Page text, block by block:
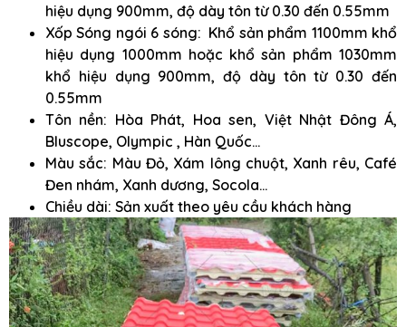
hiệu dụng 900mm, độ dày tôn từ 0.30 đến 0.55mm
Xốp Sóng ngói 6 sóng: Khổ sản phẩm 1100mm khổ
hiệu dụng 1000mm hoặc khổ sản phẩm 1030mm
khổ hiệu dụng 900mm, độ dày tôn từ 0.30 đến
0.55mm
Tôn nền: Hòa Phát, Hoa sen, Việt Nhật Đông Á,
Bluscope, Olympic , Hàn Quốc…
Màu sắc: Màu Đỏ, Xám lông chuột, Xanh rêu, Café
Đen nhám, Xanh dương, Socola…
Chiều dài: Sản xuất theo yêu cầu khách hàng